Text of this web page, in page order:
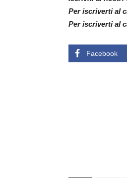
Per iscriverti al
Per iscriverti al
Facebook